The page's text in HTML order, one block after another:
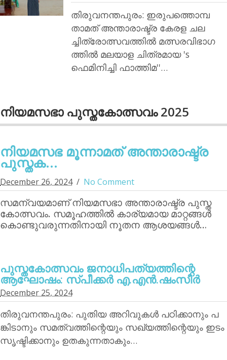
തിരുവനന്തപുരം: ഇരുപത്തൊമ്പ
താമത് അന്താരാഷ്ട്ര കേരള ചല
ച്ചിത്രോത്സവത്തില്‍ മത്സരവിഭാഗ
ത്തില്‍ മലയാള ചിത്രമായ 's
ഫെമിനിച്ചി ഫാത്തിമ''…
നിയമസഭാ പുസ്തകോത്സവം 2025
നിയമസഭ മൂന്നാമത് അന്താരാഷ്ട്ര
പുസ്തക...
December 26, 2024 No Comment
സമന്വയമാണ് നിയമസഭാ അന്താരാഷ്ട്ര പുസ്ത
കോത്സവം. സമൂഹത്തില്‍ കാര്യമായ മാറ്റങ്ങള്‍
കൊണ്ടുവരുന്നതിനായി നൂതന ആശയങ്ങള്‍…
പുസ്തകോത്സവം ജനാധിപത്യത്തിന്റെ
ആഘോഷം: സ്പീക്കര്‍ എ.എന്‍.ഷംസീര്‍
December 25, 2024
തിരുവനന്തപുരം: പുതിയ അറിവുകള്‍ പഠിക്കാനും പ
ങ്കിടാനും സമത്വത്തിന്റെയും സഖ്യത്തിന്റെയും ഇടം
സൃഷ്ടിക്കാനും ഉതകുന്നതാകും…